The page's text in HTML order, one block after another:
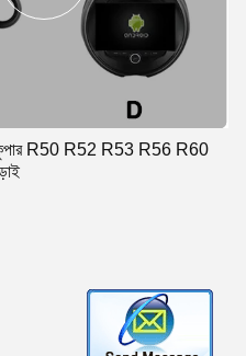
কুপার R50 R52 R53 R56 R60